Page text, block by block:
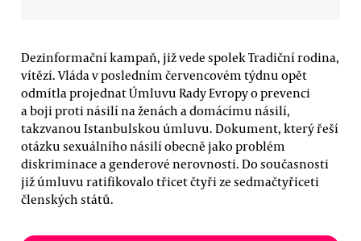
Dezinformační kampaň, již vede spolek Tradiční rodina,
vítězí. Vláda v posledním červencovém týdnu opět
odmítla projednat Úmluvu Rady Evropy o prevenci
a boji proti násilí na ženách a domácímu násilí,
takzvanou Istanbulskou úmluvu. Dokument, který řeší
otázku sexuálního násilí obecně jako problém
diskriminace a genderové nerovnosti. Do současnosti
již úmluvu ratifikovalo třicet čtyři ze sedmačtyřiceti
členských států.